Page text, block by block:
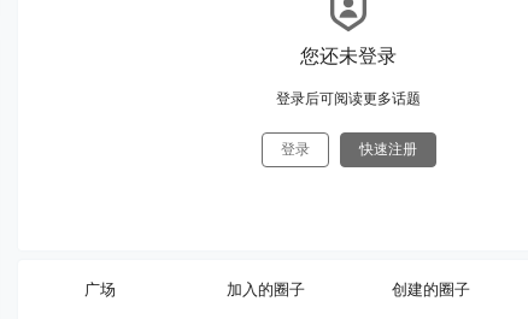
您还未登录
登录后可阅读更多话题
登录 快速注册
广场 加入的圈子 创建的圈子